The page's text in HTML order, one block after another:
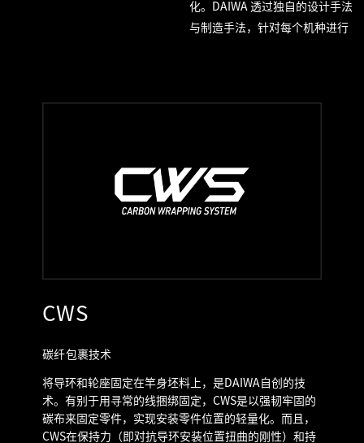
化。DAIWA 透过独自的设计手法
与制造手法，针对每个机种进行
CWS
碳纤包裹技术
将导环和轮座固定在竿身坯料上，是DAIWA自创的技
术。有别于用寻常的线捆绑固定，CWS是以强韧牢固的
碳布来固定零件，实现安装零件位置的轻量化。而且，
CWS在保持力（即对抗导环安装位置扭曲的刚性）和持